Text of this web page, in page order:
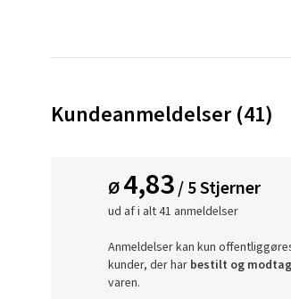
Kundeanmeldelser (41)
Ø4,83/ 5 Stjerner
ud af i alt 41 anmeldelser
Anmeldelser kan kun
kunder, der har bestilt og
varen.